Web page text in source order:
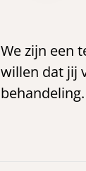
We zijn een
willen dat jij